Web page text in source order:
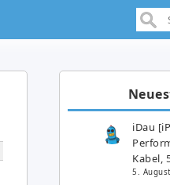
iDau
Kabel,
5.